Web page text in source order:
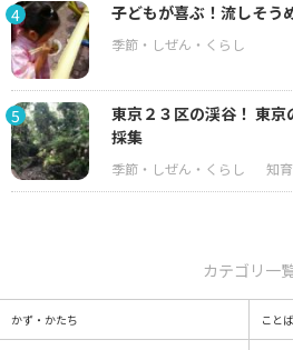
4 子どもが喜ぶ！流しそう
5
東京２３区の渓谷！ 東
採集
カテゴリ一
かず・かたち こと